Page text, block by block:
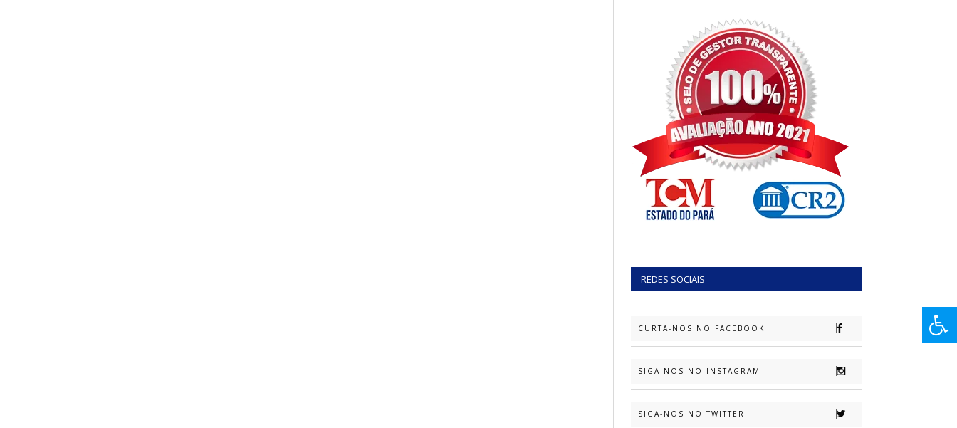
REDES SOCIAIS
CURTA-NOS NO FACEBOOK
SIGA-NOS NO INSTAGRAM
SIGA-NOS NO TWITTER